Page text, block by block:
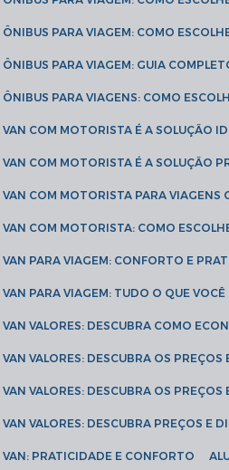
ÔNIBUS PARA VIAGEM: COMO
ÔNIBUS PARA VIAGEM: GUIA
ÔNIBUS PARA VIAGENS: COMO
VAN COM MOTORISTA É A SOLUÇÃO
VAN COM MOTORISTA É A SOLUÇÃO
VAN COM MOTORISTA PARA VIAGENS
VAN COM MOTORISTA: COMO
VAN PARA VIAGEM: CONFORTO E
VAN PARA VIAGEM: TUDO O QUE
VAN VALORES: DESCUBRA COMO
VAN VALORES: DESCUBRA OS
VAN VALORES: DESCUBRA OS
VAN VALORES: DESCUBRA PREÇOS E
VAN: PRATICIDADE E CONFORTO